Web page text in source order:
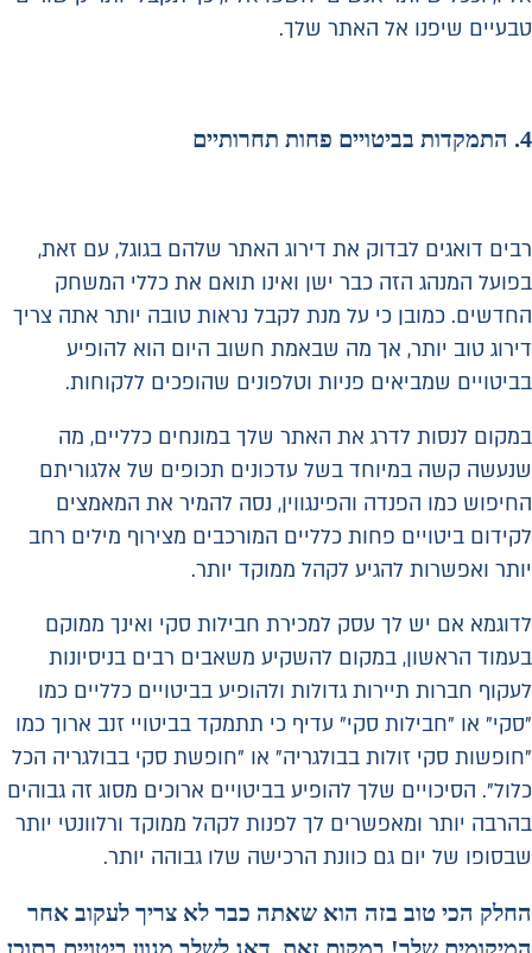
טבעיים שיפנו אל האתר שלך.
4. התמקדות בביטויים פחות תחרותיים
רבים דואגים לבדוק את דירוג האתר שלהם בגוגל, עם זאת,
בפועל המנהג הזה כבר ישן ואינו תואם את כללי המשחק
החדשים. כמובן כי על מנת לקבל נראות טובה יותר אתה צריך
דירוג טוב יותר, אך מה שבאמת חשוב היום הוא להופיע
בביטויים שמביאים פניות וטלפונים שהופכים ללקוחות.
במקום לנסות לדרג את האתר שלך במונחים כלליים, מה
שנעשה קשה במיוחד בשל עדכונים תכופים של אלגוריתם
החיפוש כמו הפנדה והפינגווין, נסה להמיר את המאמצים
לקידום ביטויים פחות כלליים המורכבים מצירוף מילים רחב
יותר ואפשרות להגיע לקהל ממוקד יותר.
לדוגמא אם יש לך עסק למכירת חבילות סקי ואינך ממוקם
בעמוד הראשון, במקום להשקיע משאבים רבים בניסיונות
לעקוף חברות תיירות גדולות ולהופיע בביטויים כלליים כמו
"סקי" או "חבילות סקי" עדיף כי תתמקד בביטויי זנב ארוך כמו
"חופשות סקי זולות בבולגריה" או "חופשת סקי בבולגריה הכל
כלול". הסיכויים שלך להופיע בביטויים ארוכים מסוג זה גבוהים
בהרבה יותר ומאפשרים לך לפנות לקהל ממוקד ורלוונטי יותר
שבסופו של יום גם כוונת הרכישה שלו גבוהה יותר.
החלק הכי טוב בזה הוא שאתה כבר לא צריך לעקוב אחר